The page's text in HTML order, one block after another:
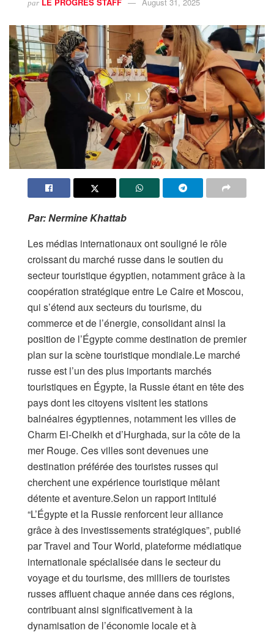
par
Par: Nermine Khattab
Les médias internationaux ont souligné le rôle
croissant du marché russe dans le soutien du
secteur touristique égyptien, notamment grâce à la
coopération stratégique entre Le Caire et Moscou,
qui s’étend aux secteurs du tourisme, du
commerce et de l’énergie, consolidant ainsi la
position de l’Égypte comme destination de premier
plan sur la scène touristique mondiale.Le marché
russe est l’un des plus importants marchés
touristiques en Égypte, la Russie étant en tête des
pays dont les citoyens visitent les stations
balnéaires égyptiennes, notamment les villes de
Charm El-Cheikh et d’Hurghada, sur la côte de la
mer Rouge. Ces villes sont devenues une
destination préférée des touristes russes qui
cherchent une expérience touristique mêlant
détente et aventure.Selon un rapport intitulé
“L’Égypte et la Russie renforcent leur alliance
grâce à des investissements stratégiques”, publié
par Travel and Tour World, plateforme médiatique
internationale spécialisée dans le secteur du
voyage et du tourisme, des milliers de touristes
russes affluent chaque année dans ces régions,
contribuant ainsi significativement à la
dynamisation de l’économie locale et à